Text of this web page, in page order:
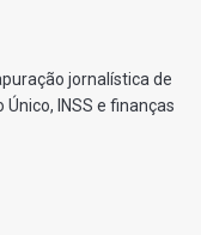
jornalística de
INSS e finanças